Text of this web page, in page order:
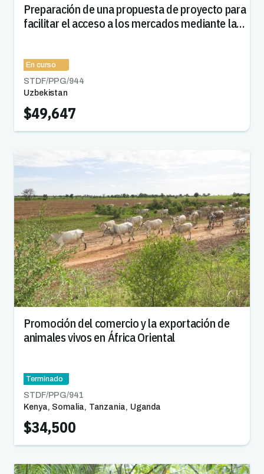
Preparación de una propuesta de proyecto para
facilitar el acceso a los mercados mediante la
En curso
STDF/PPG/944
Uzbekistan
$49,647
Promoción del comercio y la exportación de
animales vivos en África Oriental
Terminado
STDF/PPG/941
Kenya, Somalia, Tanzania, Uganda
$34,500